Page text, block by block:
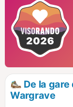
De la
Wargrave